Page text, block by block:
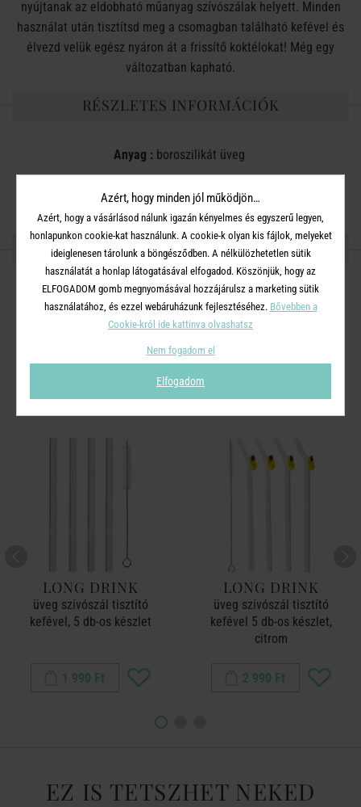
nyújtanak az eldobható műanyag szívószálak helyett. Minden
használat után tisztítsd meg a csomagban található kefével és
élvezd velük egész nyáron át a frissítő koktélokat! Még egy
változatban kapható.
RÉSZLETES INFORMÁCIÓK
Anyag : boroszilikát üveg
OSZD MEG MÁSOKKAL!
A TERMÉKCSALÁD TOVÁBBI
TERMÉKEI
LONG DRINK
üveg szívószál tisztító
kefével, 5 db-os készlet
1 990 Ft
LONG DRINK
üveg szívószál tisztító
kefével 5 db-os készlet,
citrom
2 990 Ft
EZ IS TETSZHET NEKED
Azért, hogy minden jól működjön…
Azért, hogy a vásárlásod nálunk igazán kényelmes és egyszerű legyen,
honlapunkon cookie-kat használunk. A cookie-k olyan kis fájlok, melyeket
ideiglenesen tárolunk a böngésződben. A nélkülözhetetlen sütik
használatát a honlap látogatásával elfogadod. Köszönjük, hogy az
ELFOGADOM gomb megnyomásával hozzájárulsz a marketing sütik
használatához, és ezzel webáruházunk fejlesztéséhez. Bővebben a
Cookie-król ide kattinva olvashatsz
Nem fogadom el
Elfogadom